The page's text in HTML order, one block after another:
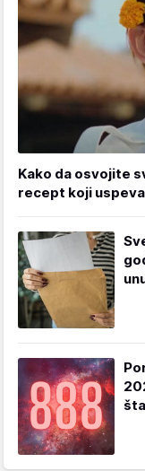
Kako da osvojite
recept koji